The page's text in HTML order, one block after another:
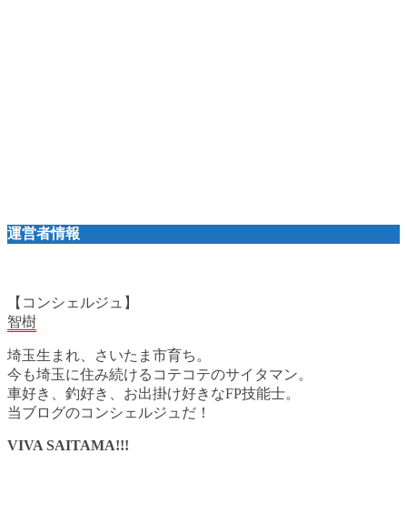
運営者情報
【コンシェルジュ】
智樹
埼玉生まれ、さいたま市育ち。
今も埼玉に住み続けるコテコテのサイタマン。
車好き、釣好き、お出掛け好きなFP技能士。
当ブログのコンシェルジュだ！
VIVA SAITAMA!!!